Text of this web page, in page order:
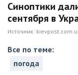
Синоптики
сентября в
Источник:
Все по теме:
погода